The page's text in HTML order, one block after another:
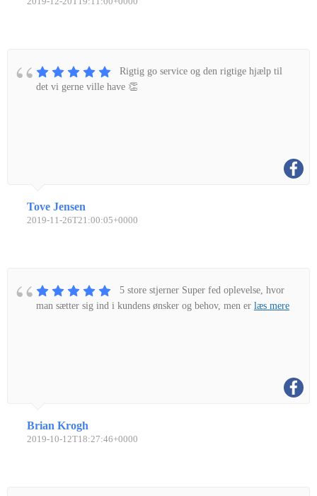
Rigtig go service og den rigtige hjælp til
det vi gerne ville have 👏
Tove Jensen
2019-11-26T21:00:05+0000
5 store stjerner Super fed oplevelse, hvor
man sætter sig ind i kundens ønsker og behov, men er læs mere
Brian Krogh
2019-10-12T18:27:46+0000